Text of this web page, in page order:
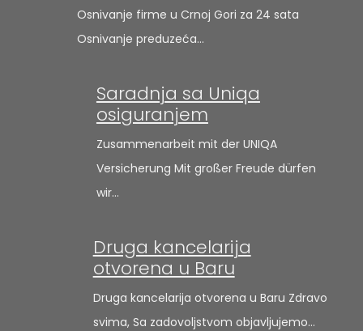
Osnivanje firme u Crnoj Gori za 24 sata
Osnivanje preduzeća…
Saradnja sa Uniqa
osiguranjem
Zusammenarbeit mit der UNIQA
Versicherung Mit großer Freude dürfen
wir…
Druga kancelarija
otvorena u Baru
Druga kancelarija otvorena u Baru Zdravo
svima, Sa zadovoljstvom objavljujemo…